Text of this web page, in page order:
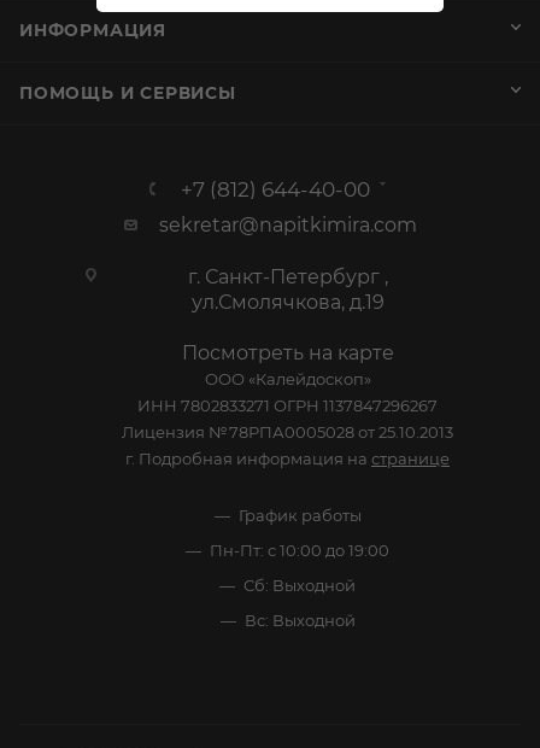
ИНФОРМАЦИЯ
ПОМОЩЬ И СЕРВИСЫ
+7 (812) 644-40-00
sekretar@napitkimira.com
г. Санкт-Петербург ,
ул.Смолячкова, д.19
Посмотреть на карте
ООО «Калейдоскоп»
ИНН 7802833271 ОГРН 1137847296267
Лицензия №78РПА0005028 от 25.10.2013
г. Подробная информация на странице
График работы
Пн-Пт: с 10:00 до 19:00
Сб: Выходной
Вс: Выходной